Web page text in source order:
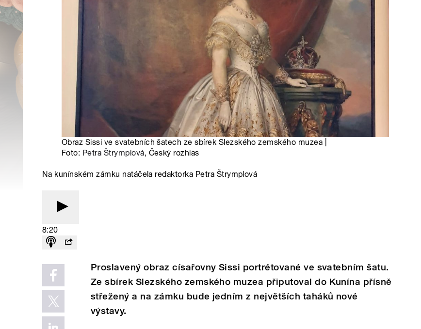
Obraz Sissi ve svatebních šatech ze sbírek Slezského zemského muzea |
Foto: Petra Štrymplová, Český rozhlas
Na kunínském zámku natáčela redaktorka Petra Štrymplová
8:20
Proslavený obraz císařovny Sissi portrétované ve svatebním šatu.
Ze sbírek Slezského zemského muzea připutoval do Kunína přísně
střežený a na zámku bude jedním z největších taháků nové
výstavy.